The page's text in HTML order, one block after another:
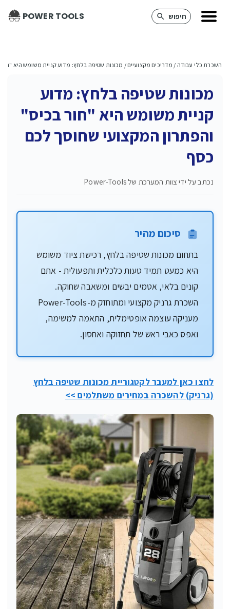
חיפוש POWER TOOLS
השכרת כלי עבודה / מדריכים מקצועיים / מכונות שטיפה בלחץ: מדוע קניית משומש היא
מכונות שטיפה בלחץ: מדוע
קניית משומש היא "חור בכיס"
והפתרון המקצועי שחוסך לכם
כסף
נכתב על ידי צוות המערכת של Power-Tools
סיכום מהיר
בתחום מכונות שטיפה בלחץ, רכישת ציוד משומש
היא כמעט תמיד טעות כלכלית ותפעולית - אתם
קונים בלאי, אטמים יבשים ומשאבה שחוקה.
השכרת גרניק מקצועי ומתוחזק מ-Power-Tools
מעניקה עוצמה אופטימלית, התאמה למשימה,
ואפס כאבי ראש של תחזוקה ואחסון.
לחצו כאן למעבר לקטגוריית מכונות שטיפה בלחץ
(גרניק) להשכרה במחירים משתלמים >>